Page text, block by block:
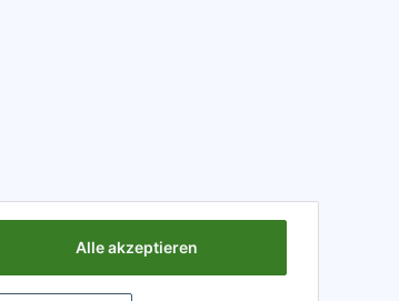
Alle akzeptieren